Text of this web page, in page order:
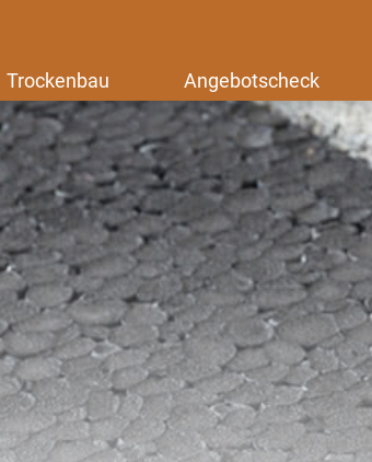
Trockenbau Angebotscheck